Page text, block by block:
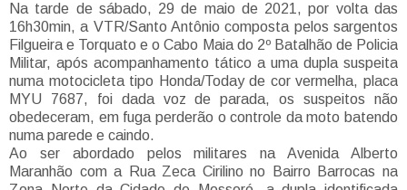
Na tarde de sábado, 29 de maio de 2021, por volta das
16h30min, a VTR/Santo Antônio composta pelos sargentos
Filgueira e Torquato e o Cabo Maia do 2º Batalhão de Policia
Militar, após acompanhamento tático a uma dupla suspeita
numa motocicleta tipo Honda/Today de cor vermelha, placa
MYU 7687, foi dada voz de parada, os suspeitos não
obedeceram, em fuga perderão o controle da moto batendo
numa parede e caindo.
Ao ser abordado pelos militares na Avenida Alberto
Maranhão com a Rua Zeca Cirilino no Bairro Barrocas na